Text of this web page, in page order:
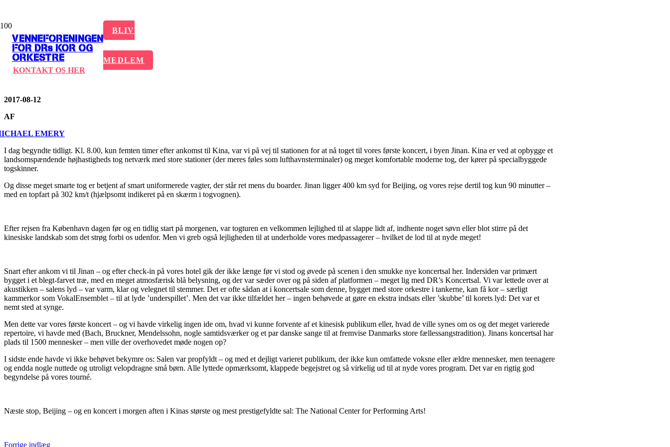
VENNEFORENINGEN
FOR DRs KOR OG
ORKESTRE
BLIV
MEDLEM
KONTAKT OS HER
DR VOKALENSEMBLETS
TOURNÉ
2017-08-12
AF
EMERY
I dag begyndte tidligt. Kl. 8.00, kun femten timer efter ankomst til Kina, var vi på vej til stationen for at nå toget til vores første koncert, i byen Jinan. Kina er ved at opbygge et
landsomspændende højhastigheds tog netværk med store stationer (der meres føles som lufthavnsterminaler) og meget komfortable moderne tog, der kører på specialbyggede
togskinner.
Og disse meget smarte tog er betjent af smart uniformerede vagter, der står ret mens du boarder. Jinan ligger 400 km syd for Beijing, og vores rejse dertil tog kun 90 minutter –
med en topfart på 302 km/t (hjælpsomt indikeret på en skærm i togvognen).
Efter rejsen fra København dagen før og en tidlig start på morgenen, var togturen en velkommen lejlighed til at slappe lidt af, indhente noget søvn eller blot stirre på det
kinesiske landskab som det strøg forbi os udenfor. Men vi greb også lejligheden til at underholde vores medpassagerer – hvilket de lod til at nyde meget!
Snart efter ankom vi til Jinan – og efter check-in på vores hotel gik der ikke længe før vi stod og øvede på scenen i den smukke nye koncertsal her. Indersiden var primært
bygget i et blegt-farvet træ, med en meget atmosfærisk blå belysning, og der var sæder over og på siden af platformen – meget lig med DR’s Koncertsal. Vi var lettede over at
akustikken – salens lyd – var varm, klar og velegnet til stemmer. Det er ofte sådan at i koncertsale som denne, bygget med store orkestre i tankerne, kan få kor – særligt
kammerkor som VokalEnsemblet – til at lyde ’underspillet’. Men det var ikke tilfældet her – ingen behøvede at gøre en ekstra indsats eller ’skubbe’ til korets lyd: Det var et
nemt sted at synge.
Men dette var vores første koncert – og vi havde virkelig ingen ide om, hvad vi kunne forvente af et kinesisk publikum eller, hvad de ville synes om os og det meget varierede
repertoire, vi havde med (Bach, Bruckner, Mendelssohn, nogle samtidsværker og et par danske sange til at fremvise Danmarks store fællessangstradition). Jinans koncertsal har
plads til 1500 mennesker – men ville der overhovedet møde nogen op?
I sidste ende havde vi ikke behøvet bekymre os: Salen var propfyldt – og med et dejligt varieret publikum, der ikke kun omfattede voksne eller ældre mennesker, men teenagere
og endda nogle nuttede og utroligt velopdragne små børn. Alle lyttede opmærksomt, klappede begejstret og så virkelig ud til at nyde vores program. Det var en rigtig god
begyndelse på vores tourné.
Næste stop, Beijing – og en koncert i morgen aften i Kinas største og mest prestigefyldte sal: The National Center for Performing Arts!
Forrige indlæg